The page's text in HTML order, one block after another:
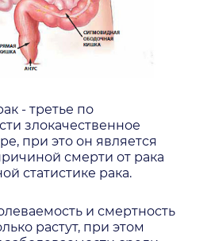
- третье по
злокачественное
при это он является
смерти от рака
статистике рака.
и смертность
растут, при этом